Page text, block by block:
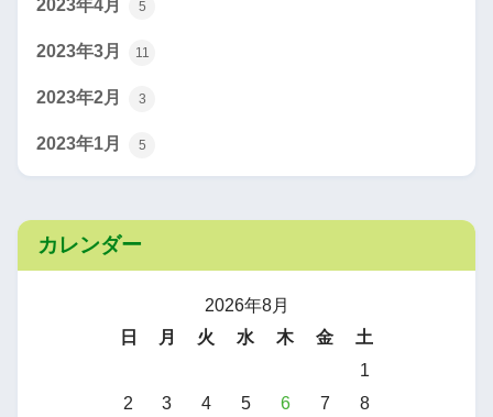
2023年4月 5
2023年3月 11
2023年2月 3
2023年1月 5
カレンダー
2026年8月
日
月 火 水 木 金
土
1
2
3 4 5 6 7 8